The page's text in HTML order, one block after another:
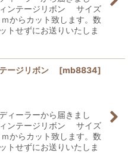
ンテージリボン サイズ
からカット致します。数
トせずにお送りいたしま
ージリボン [mb8834]
ィーラーから届きまし
ンテージリボン サイズ
からカット致します。数
トせずにお送りいたしま